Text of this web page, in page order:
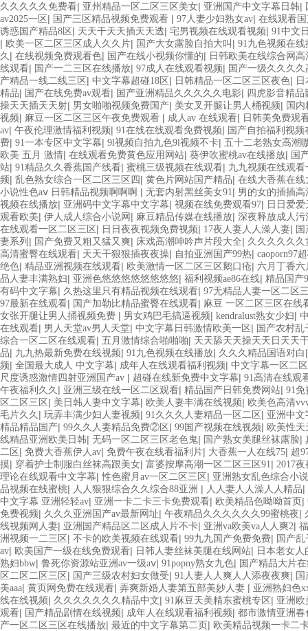
久久久久久免费看| 亚州精品一区二区三区美女| 亚洲国产中文字幕日韩|
av2025一区 | 国产三区精品视频免费观看 | 97人妻少妇熟女av| 在线观看
诱惑国产精品8区 | 天天干天天插天天透| 宅男视频在线观看视频| 91中文
| 欧美一区二区三区成人久久片| 国产大女露脸自拍大叫 | 91九色视频在线
久 | 在线视频免费观看色| 国产在线小视频你懂的| 日韩欧美在线综合网高
线观看| 国产一二三区在线播放| 97成人在线观看视频| 国产一级久久久久
产精品一线二线三区 | 中文字幕超碰18区 | 日韩精品一区二区三区夜色|
精品| 国产在线免费av观看| 国产亚洲精品久久久久久电影| 四虎影音精
操天天插天天射| 男女啪啪视频免费国产| 美女叉开腿让男人桶视频| 国
视频| 麻豆一区二区三区午夜免费观看 | 成人av 在线观看| 日韩美免费观
av| 午夜伦理激情福利视频| 91在线在线观看免费视频| 国产自拍福利视频
费| 91一本专区中文字幕| 9l视频自拍九色9l视频不卡| 五十二老熟女高潮
欧美 五月 激情| 在线观看免费黄色应用网站| 葵伊吹蜜桃av在线播放| 国
站| 91精品久久香蕉国产线看| 蜜桃三级视频在线观看| 九九视频在线观看
频| 乱色熟女综合一区二区三区四 | 黄色片网站国产精品| 在线大香蕉在线
小说性色aⅴ 日韩精品视频啊啊啊 | 无套内射黑丝美女91| 男的女的插插高
视频在线播放| 亚洲码中文字幕中文字幕| 视频在线免费观看97| 日日爱
观看欧美| 伊人成人综合小说网 | 麻豆精品传媒在线播放| 深夜释放成人污
在线观看一区二区三区 | 日日夜夜视频免费视频| 17夜人妻人人澡人妻|
妻系列 | 国产免费又粗又猛又爽| 床戏高潮呻吟声片段大全| 久久久久久久
高清蜜臀在线观看| 天天干狠狠插夜夜操| 自拍亚洲国产99热| caoporn97
绝色| 精品亚洲视频在线观看| 欧美激情一区二区三区鹅口疮| 六月丁香六
品人妻丰满熟妇| 亚洲色悠悠悠悠悠悠悠悠| 福利视频ae86在线| 精品国产
有码中文字幕| 久热这里只有精品视频在线观看| 97无精品人妻一区二区
97最新在线观看| 国产加勒比精品蜜臀在线观看| 麻豆 一区二区三区在线
女张开腿让男人捅视频免费 | 男女鸡巴毛搞逼视频| kendralust熟女少妇|
在线观看| 男人天堂av男人天堂| 中文字幕日韩激情欧美一区 | 国产农村
综合一区二区在线观看| 五月激情综合啪啪啪| 天天舔天天操天天日天天
品| 九九热最新免费在线视频| 91九色视频在线播放| 久久久精品国语对白
频| 全国最大成人 中文字幕| 成年人在线观看福利视频| 中文字幕一区二
尺度诱惑激情四射亚洲国产av | 超碰在线新免费中文字幕| 91高清在线观
午夜福利久久 | 亚洲三级在线一区二区观看| 精品国产日韩免费网站| 91免
区二区三区 | 美日韩人妻中文字幕| 欧美人妻丰满在线视频| 欧美色高清
毛片久久 | 玩弄丰满少妇人妻视频| 91久久久人妻精品一区二区 | 亚洲中文
精品精品国产| 99久久人妻精品免费②区 | 99国产视频在线视频| 欧美性
线精品亚洲欧美日韩| 无码一区二区三区老色鬼| 国产熟女美腿丝袜露脸|
二区 | 免费大香蕉伊人av| 免费午夜在线看福利片| 大香蕉一人在线75| 超
摸| 穿着护士制服白丝袜高跟美女| 富婆按摩高潮一区二区三区91| 2017
理论在线观看中文字幕|性色蜜月av一区二区三区 | 亚洲熟女乱色综合小说
品视频在线蜜桃| 人人狠狠综合久久综合88亚洲 | 人人妻人人澡人人精品|
中文字幕 亚洲轻轻av| 亚洲一卡二卡三卡免费观看| 欧美精品色呦呦首页 |
免费视频| 久久久亚洲国产av最新网址| 午夜精品久久久久久久99蜜桃夜|
线视频网人妻| 亚洲国产精品区二区成人片不卡| 亚洲va欧美va人人爽2|
洲视频一二三区 | 不卡的欧美视频在线观看| 99九九国产免费免费| 国产
av| 欧美国产一级在线免费观看| 日韩人妻丝袜美腿在线网站| 日本老女
熟妇bbw| 鲁死你资源站亚洲av一级aⅴ| 91popny熟女九色| 国产精品大片
区二区二区三区 | 国产三级农村妇女做受| 91人妻人人爽人人添夜夜爽|
美aaa| 黄页网免费在线观看| 弄爽新婚人妻第五部美妙人妻 | 亚洲熟妇色
线在线视频| 久久久久久久久精品中文| 91麻豆天美精东蜜桃专区 | 亚洲欧
观看| 国产精品剧情在线视频| 成年人在线观看福利视频| 都市激情亚洲春
产一区二区三区在线播放| 最近的中文字幕第二页 | 欧美精品视频一卡二